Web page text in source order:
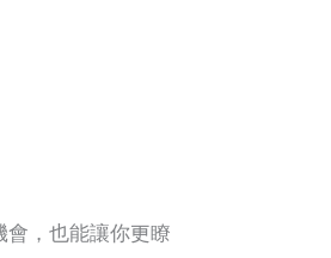
，也能讓你更瞭